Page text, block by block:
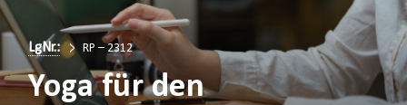
LgNr.: RP – 2312
Yoga für den